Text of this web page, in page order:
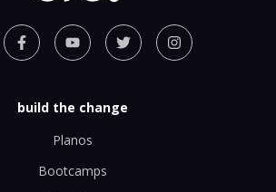
build the change
Planos
Bootcamps